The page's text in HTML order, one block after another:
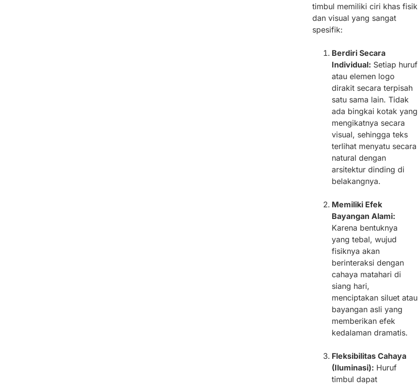
timbul memiliki ciri khas fisik
dan visual yang sangat
spesifik:
Berdiri Secara
Individual: Setiap huruf
atau elemen logo
dirakit secara terpisah
satu sama lain. Tidak
ada bingkai kotak yang
mengikatnya secara
visual, sehingga teks
terlihat menyatu secara
natural dengan
arsitektur dinding di
belakangnya.
Memiliki Efek
Bayangan Alami:
Karena bentuknya
yang tebal, wujud
fisiknya akan
berinteraksi dengan
cahaya matahari di
siang hari,
menciptakan siluet atau
bayangan asli yang
memberikan efek
kedalaman dramatis.
Fleksibilitas Cahaya
(Iluminasi): Huruf
timbul dapat